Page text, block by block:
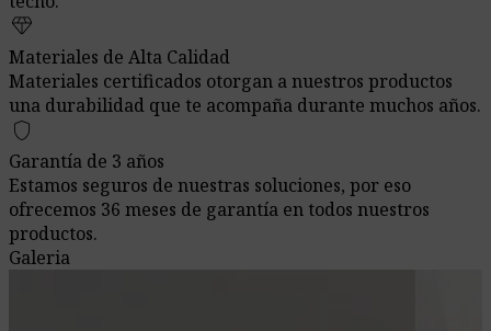
diamond
Materiales de Alta Calidad
Materiales certificados otorgan a nuestros productos
una durabilidad que te acompaña durante muchos años.
shield
Garantía de 3 años
Estamos seguros de nuestras soluciones, por eso
ofrecemos 36 meses de garantía en todos nuestros
productos.
Galeria